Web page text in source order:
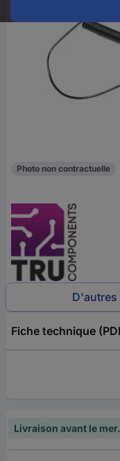
Photo non contractuelle
D'autres
Fiche technique
Livraison avant le